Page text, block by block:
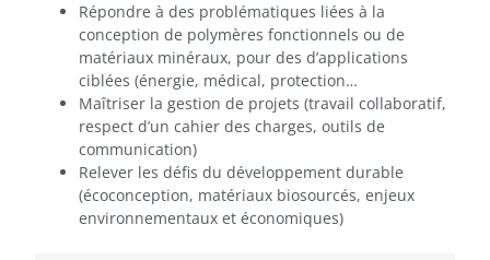
Répondre à des problématiques liées à la
conception de polymères fonctionnels ou de
matériaux minéraux, pour des d’applications
ciblées (énergie, médical, protection…
Maîtriser la gestion de projets (travail collaboratif,
respect d’un cahier des charges, outils de
communication)
Relever les défis du développement durable
(écoconception, matériaux biosourcés, enjeux
environnementaux et économiques)